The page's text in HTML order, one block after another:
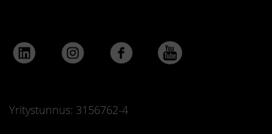
Yritystunnus: 3156762-4